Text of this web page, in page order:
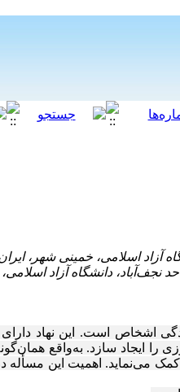
اشخاص است. این نهاد
را ایجاد سازد. به‌واقع
می‌نماید. اهمیت این مسأله